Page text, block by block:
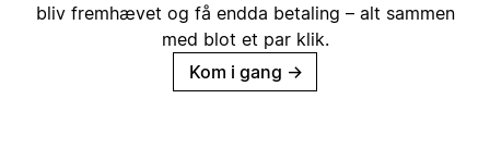
bliv fremhævet og få endda betaling – alt sammen
med blot et par klik.
Kom i gang →